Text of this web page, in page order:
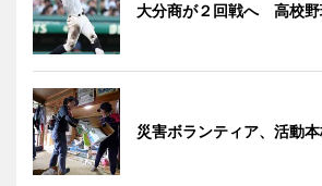
大分商が２回戦へ 高校野
災害ボランティア、活動